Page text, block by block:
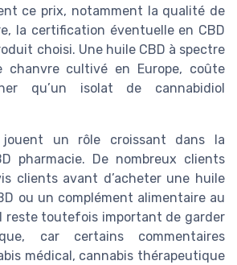
ce prix, notamment la qualité de
la certification éventuelle en CBD
choisi. Une huile CBD à spectre
chanvre cultivé en Europe, coûte
qu’un isolat de cannabidiol
un rôle croissant dans la
pharmacie. De nombreux clients
clients avant d’acheter une huile
ou un complément alimentaire au
reste toutefois important de garder
car certains commentaires
médical, cannabis thérapeutique